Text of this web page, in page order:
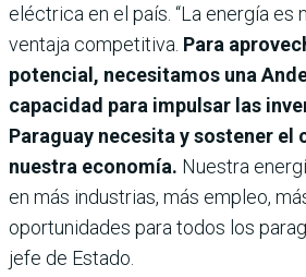
eléctrica en el país. “La energía es
ventaja competitiva. Para
potencial, necesitamos una
capacidad para impulsar las
Paraguay necesita y sostener el
nuestra economía. Nuestra
en más industrias, más empleo,
oportunidades para todos los
jefe de Estado.